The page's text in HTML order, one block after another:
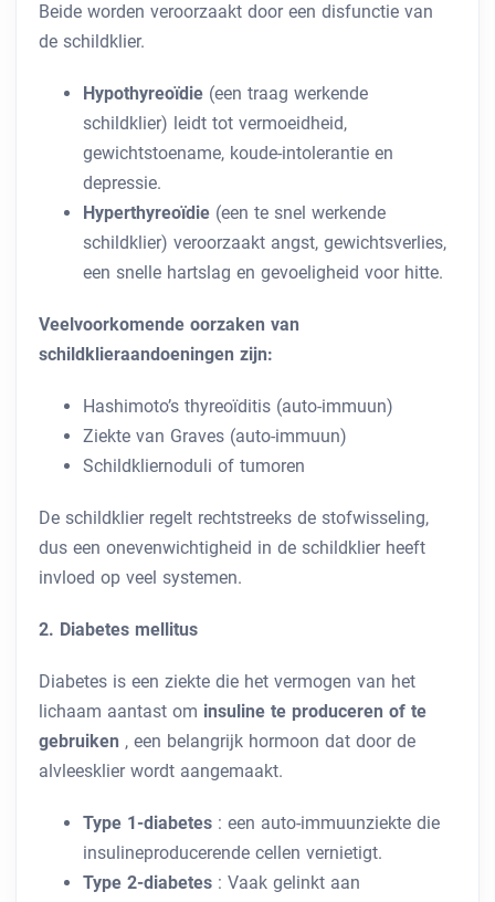
Beide worden veroorzaakt door een disfunctie van
de schildklier.
Hypothyreoïdie (een traag werkende
schildklier) leidt tot vermoeidheid,
gewichtstoename, koude-intolerantie en
depressie.
Hyperthyreoïdie (een te snel werkende
schildklier) veroorzaakt angst, gewichtsverlies,
een snelle hartslag en gevoeligheid voor hitte.
Veelvoorkomende oorzaken van
schildklieraandoeningen zijn:
Hashimoto’s thyreoïditis (auto-immuun)
Ziekte van Graves (auto-immuun)
Schildkliernoduli of tumoren
De schildklier regelt rechtstreeks de stofwisseling,
dus een onevenwichtigheid in de schildklier heeft
invloed op veel systemen.
2. Diabetes mellitus
Diabetes is een ziekte die het vermogen van het
lichaam aantast om insuline te produceren of te
gebruiken , een belangrijk hormoon dat door de
alvleesklier wordt aangemaakt.
Type 1-diabetes : een auto-immuunziekte die
insulineproducerende cellen vernietigt.
Type 2-diabetes : Vaak gelinkt aan